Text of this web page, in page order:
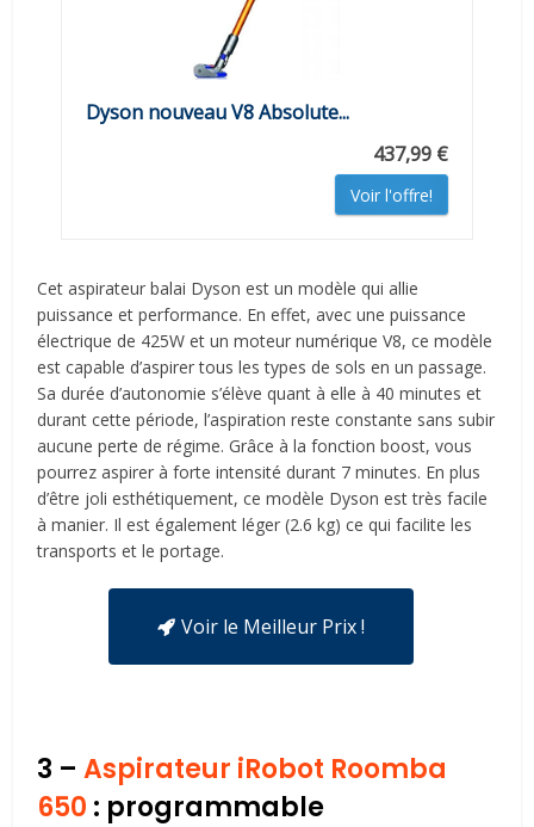
Dyson nouveau V8 Absolute...
437,99 €
Voir l'offre!
Cet aspirateur balai Dyson est un modèle qui allie
puissance et performance. En effet, avec une puissance
électrique de 425W et un moteur numérique V8, ce modèle
est capable d’aspirer tous les types de sols en un passage.
Sa durée d’autonomie s’élève quant à elle à 40 minutes et
durant cette période, l’aspiration reste constante sans subir
aucune perte de régime. Grâce à la fonction boost, vous
pourrez aspirer à forte intensité durant 7 minutes. En plus
d’être joli esthétiquement, ce modèle Dyson est très facile
à manier. Il est également léger (2.6 kg) ce qui facilite les
transports et le portage.
Voir le Meilleur Prix !
3 –Aspirateur iRobot Roomba
650 : programmable